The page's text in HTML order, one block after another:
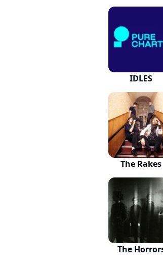
IDLES
The Rakes
The